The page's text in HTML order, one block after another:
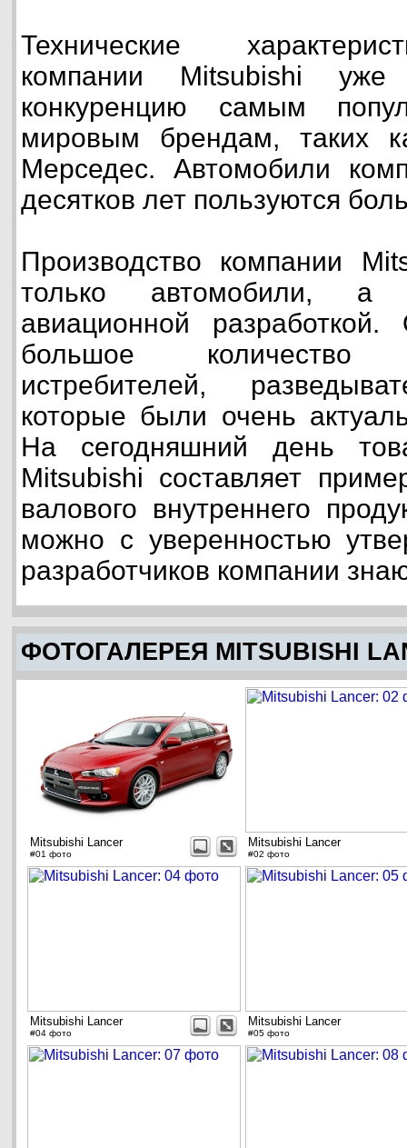
Технические
компании Mitsubishi уже
конкуренцию самым
мировым брендам, таких
Мерседес. Автомобили
десятков лет пользуются
Производство компании
только автомобили, а
авиационной
большое количество
истребителей,
которые были очень
На сегодняшний день
Mitsubishi составляет
валового внутреннего
можно с уверенностью
разработчиков компании
ФОТОГАЛЕРЕЯ MITSUBISHI
Mitsubishi Lancer
#01 фото
Mitsubishi Lancer
#02 фото
Mitsubishi Lancer
#04 фото
Mitsubishi Lancer
#05 фото